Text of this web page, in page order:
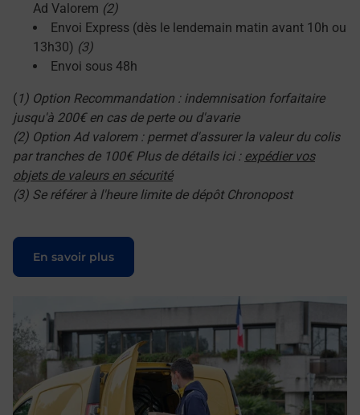
Ad Valorem (2)
Envoi Express (dès le lendemain matin avant 10h ou
13h30) (3)
Envoi sous 48h
( 1) Option Recommandation : indemnisation forfaitaire
jusqu'à 200€ en cas de perte ou d'avarie
(2) Option Ad valorem : permet d'assurer la valeur du colis
par tranches de 100€ Plus de détails ici : expédier vos
objets de valeurs en sécurité
(3) Se référer à l'heure limite de dépôt Chronopost
En savoir plus
Le lien s'ouvre dans un nouvel onglet